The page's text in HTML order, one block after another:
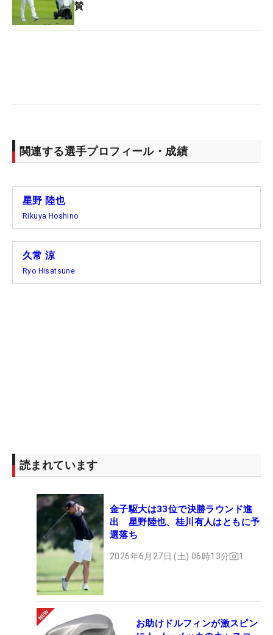
賛
関連する選手プロフィール・成績
星野 陸也
Rikuya Hoshino
久常 涼
Ryo Hisatsune
読まれています
金子駆大は33位で決勝ラウンド進
出 星野陸也、桂川有人はともに予
選落ち
2026年6月27日 (土) 06時13分 1
お助けドルフィンが激スピン